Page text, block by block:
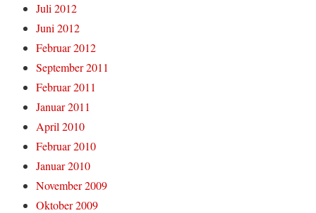
Juli 2012
Juni 2012
Februar 2012
September 2011
Februar 2011
Januar 2011
April 2010
Februar 2010
Januar 2010
November 2009
Oktober 2009